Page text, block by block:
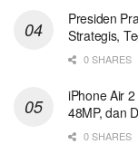
Presiden
Strategis,
0 SHARES
iPhone Air
48MP, dan
0 SHARES